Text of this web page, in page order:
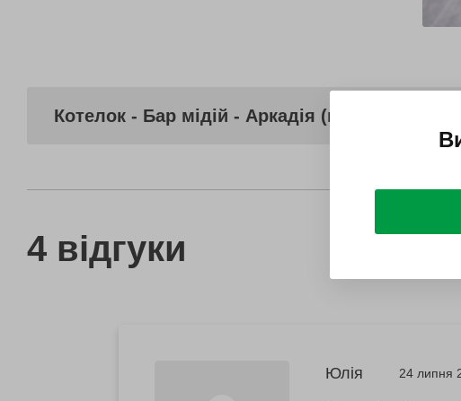
Котелок - Бар мідій - Аркадія (вул. Валерія
4 відгуки
Юлія 24 липня